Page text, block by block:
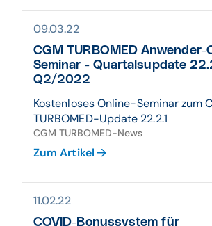
09.03.22
CGM TURBOMED Anwender-
Seminar - Quartalsupdate
Q2/2022
Kostenloses Online-Seminar zum
TURBOMED-Update 22.2.1
CGM TURBOMED-News
Zum Artikel
11.02.22
COVID-Bonussystem für